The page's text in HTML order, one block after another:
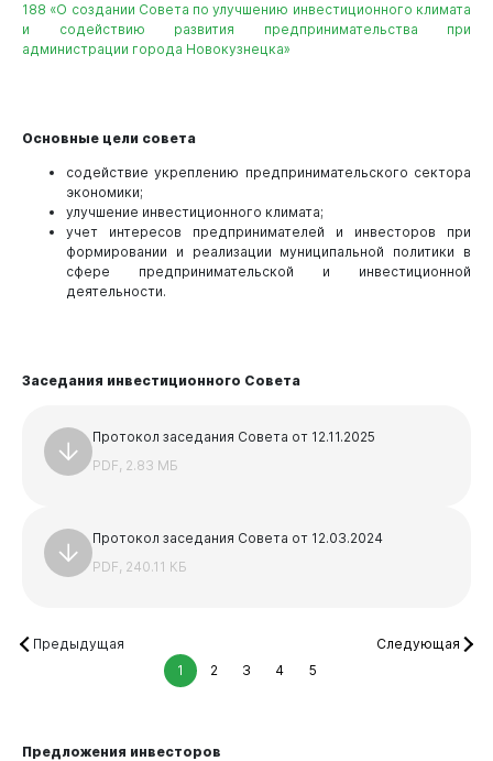
Виртуальная приемная
188 «О создании Совета по улучшению инвестиционного климата
и содействию развития предпринимательства при
администрации города Новокузнецка»
Основные цели совета
содействие укреплению предпринимательского сектора
экономики;
улучшение инвестиционного климата;
учет интересов предпринимателей и инвесторов при
формировании и реализации муниципальной политики в
сфере предпринимательской и инвестиционной
деятельности.
Заседания инвестиционного Совета
Протокол заседания Совета от 12.11.2025
PDF, 2.83 МБ
Протокол заседания Совета от 12.03.2024
PDF, 240.11 КБ
Предыдущая
1
2 3 4 5
Следующая
Предложения инвесторов